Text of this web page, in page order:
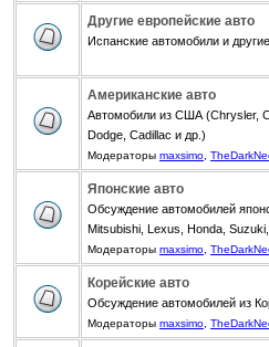
Другие европейские авто
Испанские автомобили и
Американские авто
Автомобили из США (Chrysler,
Dodge, Cadillac и др.)
Модераторы maxsimo
Японские авто
Обсуждение автомобилей
Mitsubishi, Lexus, Honda,
Модераторы maxsimo
Корейские авто
Обсуждение автомобилей из
Модераторы maxsimo